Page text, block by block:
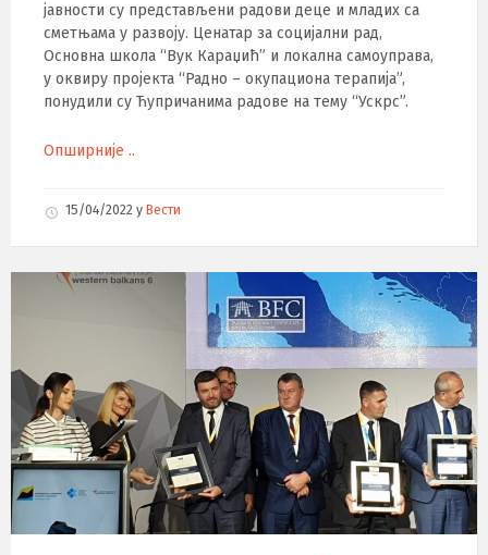
јавности су представљени радови деце и младих са
сметњама у развоју. Ценатар за социјални рад,
Основна школа “Вук Караџић” и локална самоуправа,
у оквиру пројекта “Радно – окупациона терапија”,
понудили су Ћупричанима радове на тему “Ускрс”.
Опширније ..
15/04/2022 у Вести